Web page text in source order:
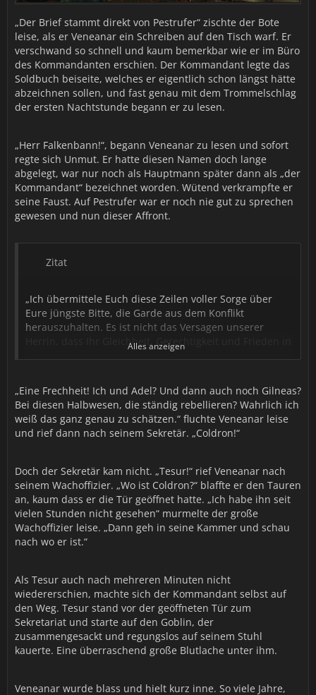
„Der Brief stammt direkt von Pestrufer“ zischte der Bote
leise, als er Veneanar ein Schreiben auf den Tisch warf. Er
verschwand so schnell und kaum bemerkbar wie er im Büro
des Kommandanten erschien. Der Kommandant legte das
Soldbuch beiseite, welches er eigentlich schon längst hätte
abzeichnen sollen, und fast genau mit dem Trommelschlag
der ersten Nachtstunde begann er zu lesen.
„Herr Falkenbann!“, begann Veneanar zu lesen und sofort
regte sich Unmut. Er hatte diesen Namen doch lange
abgelegt, war nur noch als Hauptmann später dann als „der
Kommandant“ bezeichnet worden. Wütend verkrampfte er
seine Faust. Auf Pestrufer war er noch nie gut zu sprechen
gewesen und nun dieser Affront.
Zitat
„Ich übermittele Euch diese Zeilen voller Sorge über
Eure jüngste Bitte, die Garde aus dem Konflikt
herauszuhalten. Es ist nicht das Versagen unserer
Herrin, dass Ihr Gleichheit, Gerechtigkeit und Frieden in
einer vereinten Horde unter Sylvanas versprochen habt
erkennt.
Euren kurzsichtigen Protest gegen den Angriff auf
Teldrasil habe ich wegen Eurer bewegenden
hättet nur für einen Moment den Blick für das
Wesentliche verloren.
Hätte ich Eure Feigheit besser früher erkannt, Euren
niederträchtigen Verrat an den Plänen unserer Herrin
früher aufgedeckt, dann hätten wir angemessener
Unserer Herrin ist überdies selbst mit wichtigerem
beschäftigt, Ihr spielt nun keine Rolle mehr. Dennoch
lässt Sie Euch folgendes übermitteln:
Ihr bittet um die Entbindung der Pflichten der Garde? Ihr
wagt es an dieser Stelle unseren gemeinsamen Weg zu
Alles anzeigen
„Eine Frechheit! Ich und Adel? Und dann auch noch Gilneas?
Bei diesen Halbwesen, die ständig rebellieren? Wahrlich ich
weiß das ganz genau zu schätzen.“ fluchte Veneanar leise
und rief dann nach seinem Sekretär. „Coldron!“
Doch der Sekretär kam nicht. „Tesur!“ rief Veneanar nach
seinem Wachoffizier. „Wo ist Coldron?“ blaffte er den Tauren
an, kaum dass er die Tür geöffnet hatte. „Ich habe ihn seit
vielen Stunden nicht gesehen“ murmelte der große
Wachoffizier leise. „Dann geh in seine Kammer und schau
nach wo er ist.“
Als Tesur auch nach mehreren Minuten nicht
wiedererschien, machte sich der Kommandant selbst auf
den Weg. Tesur stand vor der geöffneten Tür zum
Sekretariat und starte auf den Goblin, der
zusammengesackt und regungslos auf seinem Stuhl
kauerte. Eine überraschend große Blutlache unter ihm.
Veneanar wurde blass und hielt kurz inne. So viele Jahre,